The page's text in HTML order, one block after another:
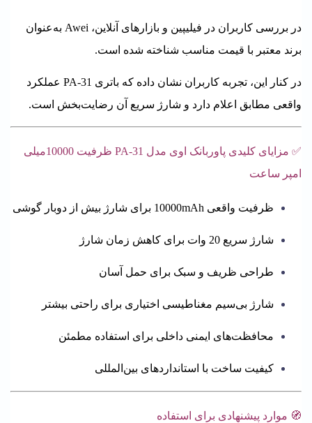
در بررسی کاربران در فیلیپین و بازارهای آنلاین، Awei به‌عنوان
برند معتبر با قیمت مناسب شناخته شده است.
در کنار این، تجربه کاربران نشان داده که باتری PA‑31 عملکرد
واقعی مطابق اعلام دارد و شارژ سریع آن رضایت‌بخش است.
✅ مزایای کلیدی پاوربانک اوی مدل PA-31 ظرفیت 10000میلی
امپر ساعت
ظرفیت واقعی 10000mAh برای شارژ بیش از دوبار گوشی
شارژ سریع 20 وات برای کاهش زمان شارژ
طراحی ظریف و سبک برای حمل آسان
شارژ بی‌سیم مغناطیسی اختیاری برای راحتی بیشتر
محافظت‌های ایمنی داخلی برای استفاده مطمئن
کیفیت ساخت با استانداردهای بین‌المللی
🧭 موارد پیشنهادی برای استفاده